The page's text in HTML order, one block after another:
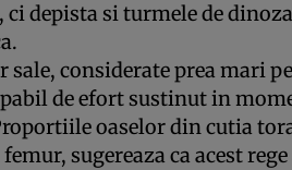
ci depista si turmele de
considerate prea mari
de efort sustinut in
oaselor din cutia
sugereaza ca acest